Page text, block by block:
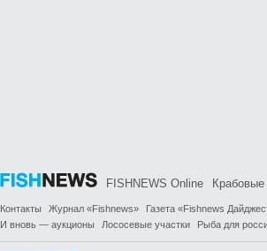
FISHNEWS Online Крабовые
Контакты Журнал «Fishnews» Газета «Fishnews
И вновь — аукционы
Лососевые участки Рыба для